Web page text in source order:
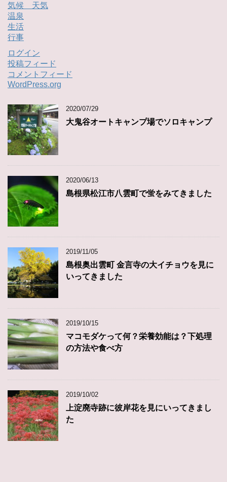
気候 天気
温泉
生活
行事
ログイン
投稿フィード
コメントフィード
WordPress.org
2020/07/29
大鬼谷オートキャンプ場でソロキャンプ
2020/06/13
島根県松江市八雲町で蛍をみてきました
2019/11/05
島根奥出雲町 金言寺の大イチョウを見に
いってきました
2019/10/15
マコモダケって何？栄養効能は？下処理
の方法や食べ方
2019/10/02
上淀廃寺跡に彼岸花を見にいってきまし
た